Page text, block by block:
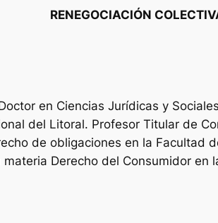
RENEGOCIACIÓN
en Ciencias Jurídicas y
del Litoral. Profesor Titular de
de obligaciones en la Facultad
Derecho del Consumidor